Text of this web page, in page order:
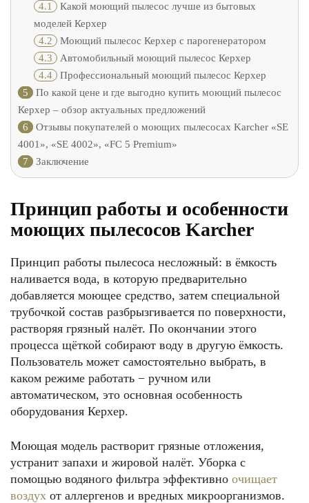
4.1 Какой моющий пылесос лучше из бытовых
моделей Керхер
4.2 Моющий пылесос Керхер с парогенератором
4.3 Автомобильный моющий пылесос Керхер
4.4 Профессиональный моющий пылесос Керхер
5
По какой цене и где выгодно купить моющий пылесос
Керхер – обзор актуальных предложений
6
Отзывы покупателей о моющих пылесосах Karcher «SE
4001», «SE 4002», «FC 5 Premium»
7
Заключение
Принцип работы и особенности
моющих пылесосов Karcher
Принцип работы пылесоса несложный: в ёмкость
наливается вода, в которую предварительно
добавляется моющее средство, затем специальной
трубочкой состав разбрызгивается по поверхности,
растворяя грязный налёт. По окончании этого
процесса щёткой собирают воду в другую ёмкость.
Пользователь может самостоятельно выбрать, в
каком режиме работать − ручном или
автоматическом, это основная особенность
оборудования Керхер.
Моющая модель растворит грязные отложения,
устранит запахи и жировой налёт. Уборка с
помощью водяного фильтра эффективно очищает
воздух от аллергенов и вредных микроорганизмов.